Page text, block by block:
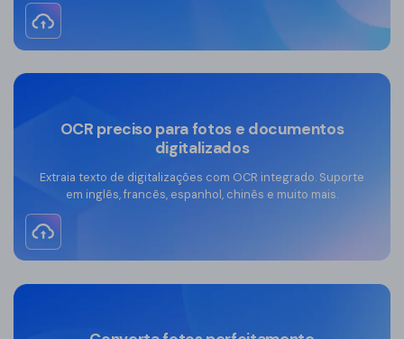
OCR preciso para fotos e documentos
digitalizados
Extraia texto de digitalizações com OCR integrado. Suporte
em inglês, francês, espanhol, chinês e muito mais.